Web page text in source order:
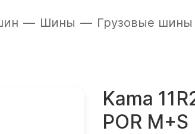
— Шины — Грузовые шины
Kama
POR M+S